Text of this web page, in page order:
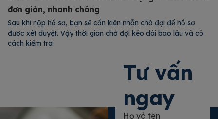
đơn giản, nhanh chóng
Sau khi nộp hồ sơ, bạn sẽ cần kiên nhẫn chờ đợi để hồ sơ
được xét duyệt. Vậy thời gian chờ đợi kéo dài bao lâu và có
cách kiểm tra
Xem chi tiết
Tư vấn
ngay
Họ và tên